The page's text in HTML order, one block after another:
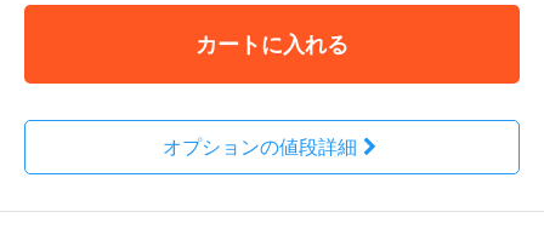
カートに入れる
オプションの値段詳細